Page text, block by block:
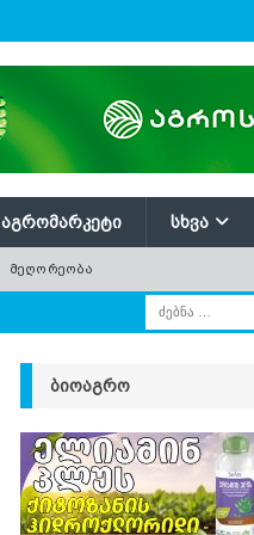
ᲐᲒᲠᲝᲛᲐᲠᲙᲔᲢᲘ ᲡᲮᲕᲐ
ᲛᲔᲦᲝᲠᲔᲝᲑᲐ
ᲑᲘᲝᲐᲒᲠᲝ